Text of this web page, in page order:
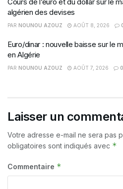
algérien des devises
PAR NOUNOU AZOUZ AOÛT 8, 2026
Euro/dinar : nouvelle baisse sur le
en Algérie
PAR NOUNOU AZOUZ AOÛT 7, 2026 0
Laisser un
Votre adresse e-mail ne sera pas
obligatoires sont indiqués avec *
Commentaire *